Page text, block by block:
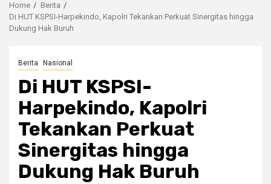
Home
Berita
Di HUT KSPSI-Harpekindo, Kapolri Tekankan Perkuat Sinergitas hingga
Dukung Hak Buruh
Berita Nasional
Di HUT KSPSI-
Harpekindo, Kapolri
Tekankan Perkuat
Sinergitas hingga
Dukung Hak Buruh